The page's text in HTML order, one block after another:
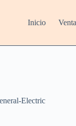
Inicio
Electric